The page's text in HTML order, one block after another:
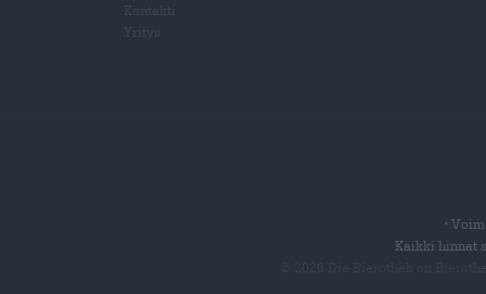
*
Kaikki hinnat